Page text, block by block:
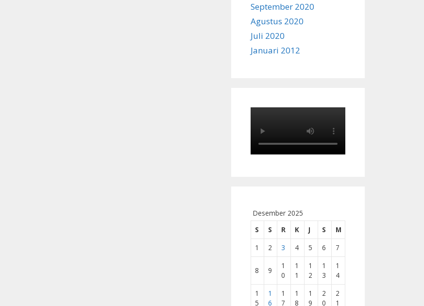
September 2020
Agustus 2020
Juli 2020
Januari 2012
Desember 2025
S
S R K J S
M
1
2 3 4 5 6 7
8 9
1
0
1
1
1
2
1
3
1
4
1
5
1
6
1
7
1
8
1
9
2
0
2
1